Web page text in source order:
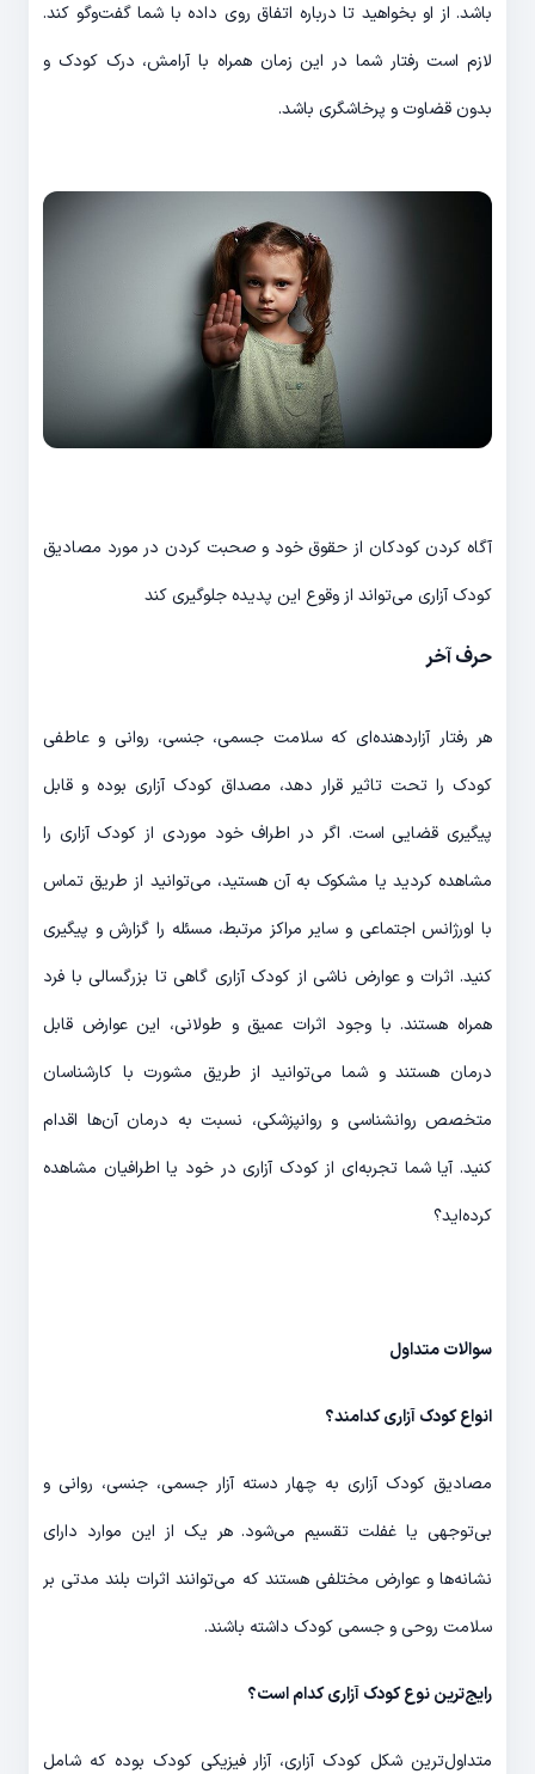
باشد. از او بخواهید تا درباره اتفاق روی داده با شما گفت‌و‌گو کند.
لازم است رفتار شما در این زمان همراه با آرامش، درک کودک و
بدون قضاوت و پرخاشگری باشد.
آگاه کردن کودکان از حقوق خود و صحبت کردن در مورد مصادیق
کودک آزاری می‌تواند از وقوع این پدیده جلوگیری کند
حرف آخر
هر رفتار آزاردهنده‌ای که سلامت جسمی، جنسی، روانی و عاطفی
کودک را تحت تاثیر قرار دهد، مصداق کودک آزاری بوده و قابل
پیگیری قضایی است. اگر در اطراف خود موردی از کودک آزاری را
مشاهده کردید یا مشکوک به آن هستید، می‌توانید از طریق تماس
با اورژانس اجتماعی و سایر مراکز مرتبط، مسئله را گزارش و پیگیری
کنید. اثرات و عوارض ناشی از کودک آزاری گاهی تا بزرگسالی با فرد
همراه هستند. با وجود اثرات عمیق و طولانی، این عوارض قابل
درمان هستند و شما می‌توانید از طریق مشورت با کارشناسان
متخصص روانشناسی و روانپزشکی، نسبت به درمان آن‌ها اقدام
کنید. آیا شما تجربه‌ای از کودک آزاری در خود یا اطرافیان مشاهده
کرده‌اید؟
سوالات متداول
انواع کودک آزاری کدامند؟
مصادیق کودک آزاری به چهار دسته آزار جسمی، جنسی، روانی و
بی‌توجهی یا غفلت تقسیم می‌شود. هر یک از این موارد دارای
نشانه‌ها و عوارض مختلفی هستند که می‌توانند اثرات بلند مدتی بر
سلامت روحی و جسمی کودک داشته باشند.
رایج‌ترین نوع کودک آزاری کدام است؟
متداول‌ترین شکل کودک آزاری، آزار فیزیکی کودک بوده که شامل